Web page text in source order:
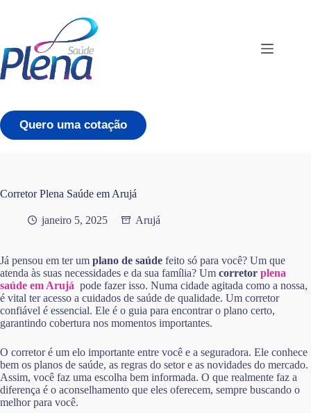
conteúdo
Quero uma cotação
Corretor Plena Saúde em Arujá
janeiro 5, 2025 Arujá
Já pensou em ter um plano de saúde feito só para você? Um que
atenda às suas necessidades e da sua família? Um corretor plena
saúde em Arujá pode fazer isso. Numa cidade agitada como a nossa,
é vital ter acesso a cuidados de saúde de qualidade. Um corretor
confiável é essencial. Ele é o guia para encontrar o plano certo,
garantindo cobertura nos momentos importantes.
O corretor é um elo importante entre você e a seguradora. Ele conhece
bem os planos de saúde, as regras do setor e as novidades do mercado.
Assim, você faz uma escolha bem informada. O que realmente faz a
diferença é o aconselhamento que eles oferecem, sempre buscando o
melhor para você.